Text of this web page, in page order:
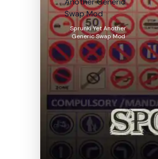
Sprunki Yet Another
Generic Swap Mod